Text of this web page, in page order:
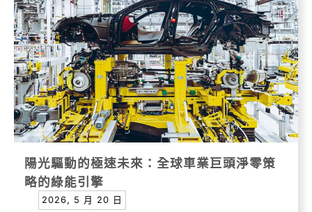
陽光驅動的極速未來：全球車業巨頭淨零策
略的綠能引擎
2026, 5 月 20 日